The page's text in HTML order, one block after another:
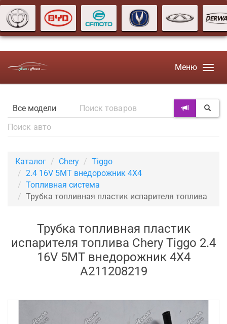
Меню
Каталог Chery
Tiggo
2.4 16V 5MT внедорожник 4X4
Топливная система
Трубка топливная пластик испарителя топлива
Трубка топливная пластик
испарителя топлива Chery Tiggo 2.4
16V 5MT внедорожник 4X4
A211208219